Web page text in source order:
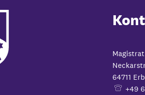
64711
+49